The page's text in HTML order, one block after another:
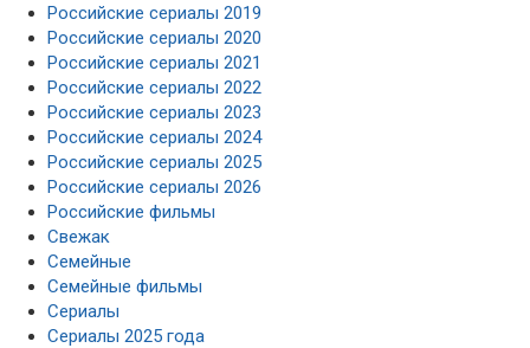
Российские сериалы 2019
Российские сериалы 2020
Российские сериалы 2021
Российские сериалы 2022
Российские сериалы 2023
Российские сериалы 2024
Российские сериалы 2025
Российские сериалы 2026
Российские фильмы
Свежак
Семейные
Семейные фильмы
Сериалы
Сериалы 2025 года